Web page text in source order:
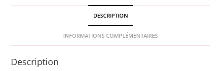
DESCRIPTION
INFORMATIONS COMPLÉMENTAIRES
Description